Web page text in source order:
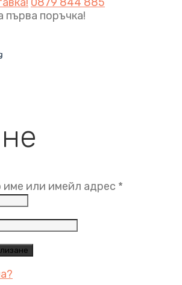
първа поръчка!
или имейл адрес *